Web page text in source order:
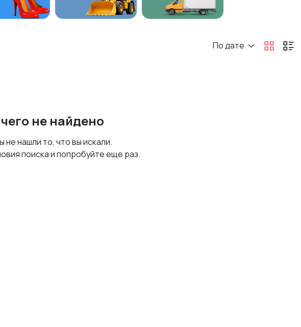
По дате
не найдено
не нашли то, что вы искали.
поиска и попробуйте еще раз.